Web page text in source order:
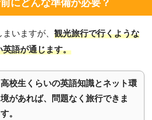
にどんな準備が必要？
いますが、 観光旅行で行くような
語が通じます。
高校生くらいの英語知識とネット環
境があれば、問題なく旅行できま
す。